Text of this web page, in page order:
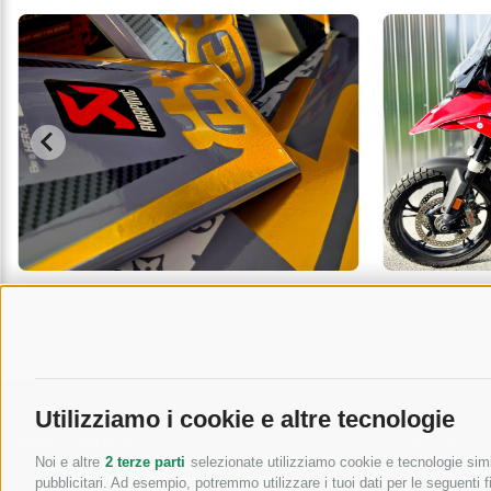
Utilizziamo i cookie e altre tecnologie
Noi e altre 2 terze parti selezionate utilizziamo cookie e tecnologie
pubblicitari. Ad esempio, potremmo utilizzare i tuoi dati per le
Kit grafiche per moto, realizzati con materiali Cross